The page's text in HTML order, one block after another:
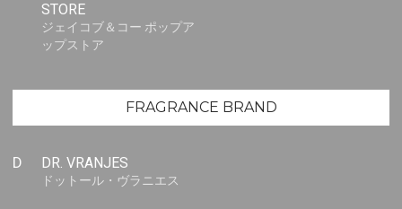
STORE
ジェイコブ＆コー ポップア
ップストア
FRAGRANCE BRAND
D DR. VRANJES
ドットール・ヴラニエス